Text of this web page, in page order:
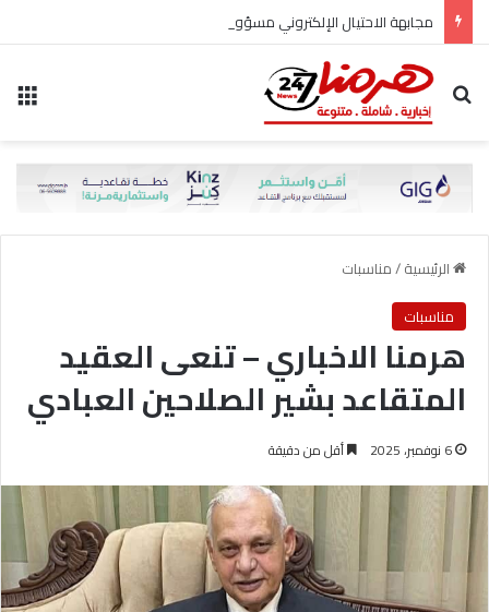
مجابهة الاحتيال الإلكتروني مسؤولية مشتركة
بحث عن
الرئيسية/مناسبات
مناسبات
هرمنا الاخباري – تنعى العقيد
المتقاعد بشير الصلاحين العبادي
6 نوفمبر، 2025 أقل من دقيقة